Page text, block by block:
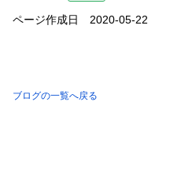
ページ作成日 2020-05-22
ブログの一覧へ戻る